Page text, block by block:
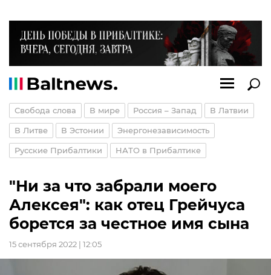
Свобода слова В мире Россия – Запад В Латвии
В Литве В Эстонии Энергонезависимость
Русские Прибалтики НАТО в Прибалтике
"Ни за что забрали моего
Алексея": как отец Грейчуса
борется за честное имя сына
15 сентября 2022 | 12:05